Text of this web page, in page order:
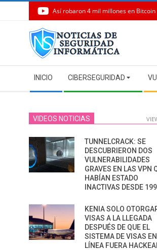
Así robaron 4 mil millones en Bitcoin
Navigation
Menu
INICIO CIBERSEGURIDAD
VIDEOS NOTICIAS
TUNNELCRACK: SE
DESCUBRIERON DOS
VULNERABILIDADES
GRAVES EN LAS VPN
HABÍAN ESTADO
INACTIVAS DESDE
KENIA SOLO
VISAS A LA LLEGADA
DESPUÉS DE QUE EL
SISTEMA DE VISAS EN
LÍNEA FUERA